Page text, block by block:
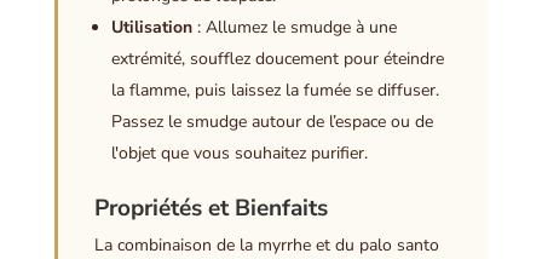
Utilisation: Allumez le smudge à une
extrémité, soufflez doucement pour éteindre
la flamme, puis laissez la fumée se diffuser.
Passez le smudge autour de l’espace ou de
l'objet que vous souhaitez purifier.
Propriétés et Bienfaits
La combinaison de la myrrhe et du palo santo